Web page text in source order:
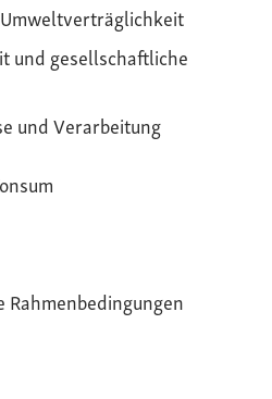
und gesellschaftliche
und Verarbeitung